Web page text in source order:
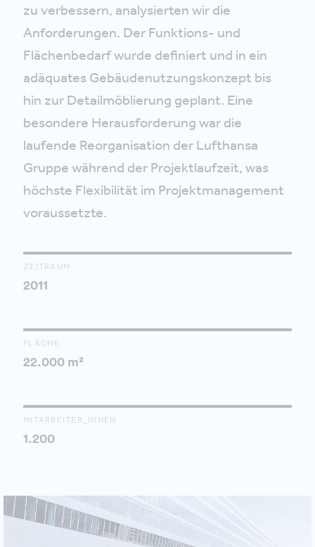
zu verbessern, analysierten wir die
Anforderungen. Der Funktions- und
Flächenbedarf wurde definiert und in ein
adäquates Gebäudenutzungskonzept bis
hin zur Detailmöblierung geplant. Eine
besondere Herausforderung war die
laufende Reorganisation der Lufthansa
Gruppe während der Projektlaufzeit, was
höchste Flexibilität im Projektmanagement
voraussetzte.
ZEITRAUM
2011
FLÄCHE
22.000 m²
MITARBEITER_INNEN
1.200